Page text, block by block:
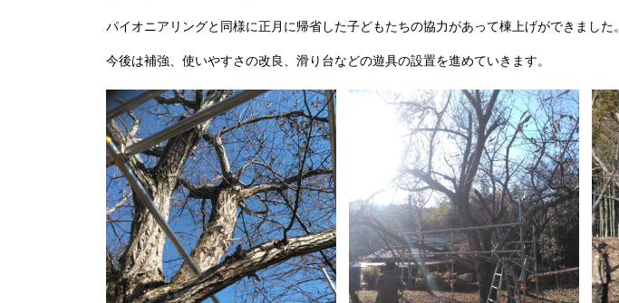
パイオニアリングと同様に正月に帰省した子どもたちの協力があって棟上げができました。
今後は補強、使いやすさの改良、滑り台などの遊具の設置を進めていきます。